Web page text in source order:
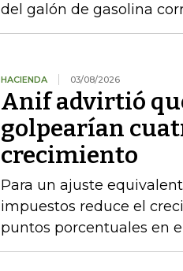
del galón de gasolina
HACIENDA 03/08/2026
Anif advirtió
golpearían
crecimiento
Para un ajuste
impuestos reduce el
puntos porcentuales en